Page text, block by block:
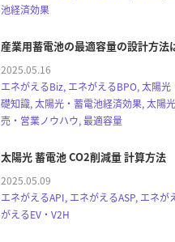
池経済効果
産業用蓄電池の最適容量の設計方法
2025.05.16
エネがえるBiz, エネがえるBPO, 太陽光
礎知識, 太陽光・蓄電池経済効果, 太陽
売・営業ノウハウ, 最適容量
太陽光 蓄電池 CO2削減量 計算方法
2025.05.09
エネがえるAPI, エネがえるASP, エネが
がえるEV・V2H